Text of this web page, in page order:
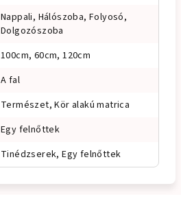
Nappali, Hálószoba, Folyosó,
Dolgozószoba
100cm, 60cm, 120cm
A fal
Természet, Kör alakú matrica
Egy felnőttek
Tinédzserek, Egy felnőttek